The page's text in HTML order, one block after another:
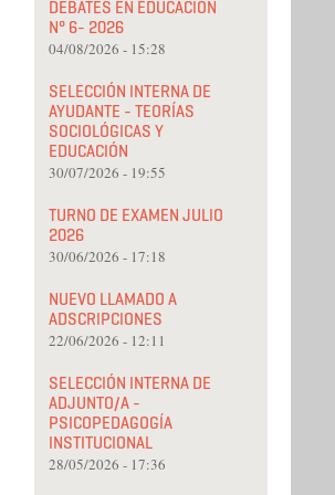
DEBATES EN EDUCACIÓN
N° 6- 2026
04/08/2026 - 15:28
SELECCIÓN INTERNA DE
AYUDANTE - TEORÍAS
SOCIOLÓGICAS Y
EDUCACIÓN
30/07/2026 - 19:55
TURNO DE EXAMEN JULIO
2026
30/06/2026 - 17:18
NUEVO LLAMADO A
ADSCRIPCIONES
22/06/2026 - 12:11
SELECCIÓN INTERNA DE
ADJUNTO/A -
PSICOPEDAGOGÍA
INSTITUCIONAL
28/05/2026 - 17:36